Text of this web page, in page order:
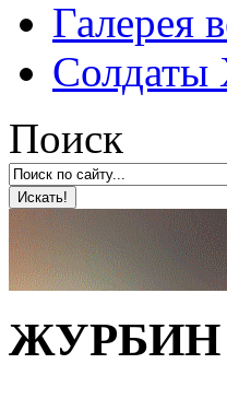
Галерея
Солдаты
Поиск
ЖУРБИН